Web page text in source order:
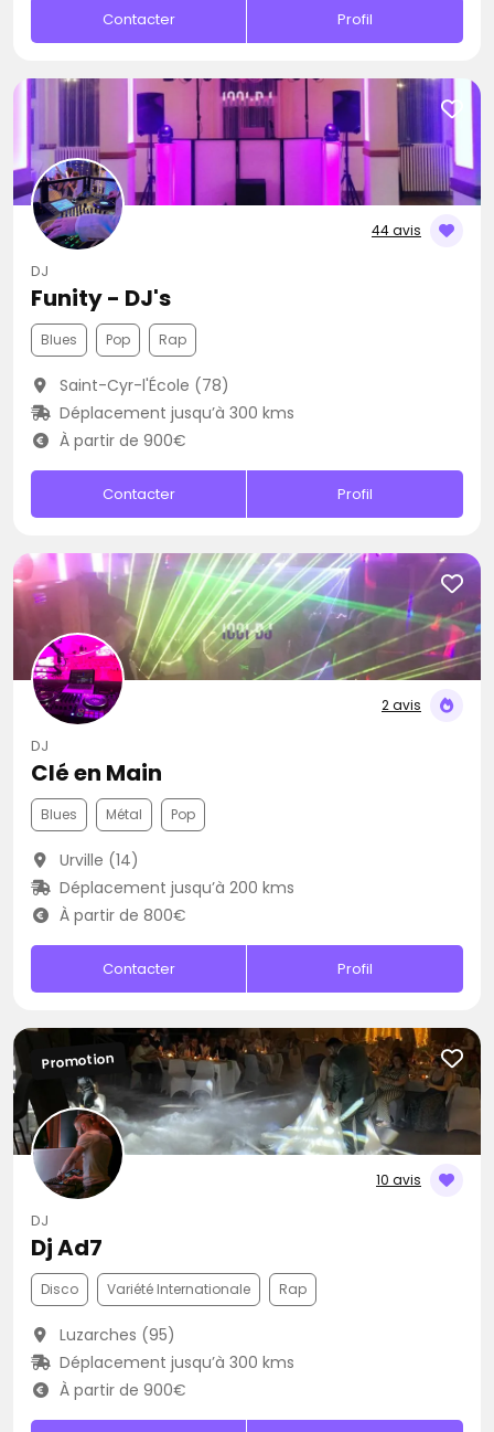
Contacter Profil
44 avis
DJ
Funity - DJ's
Blues Pop Rap
Saint-Cyr-l'École (78)
Déplacement jusqu’à 300 kms
À partir de 900€
Contacter Profil
2 avis
DJ
Clé en Main
Blues Métal Pop
Urville (14)
Déplacement jusqu’à 200 kms
À partir de 800€
Contacter Profil
10 avis
Promotion
DJ
Dj Ad7
Disco Variété Internationale Rap
Luzarches (95)
Déplacement jusqu’à 300 kms
À partir de 900€